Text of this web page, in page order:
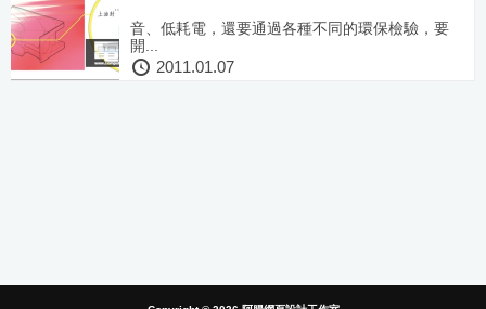
音、低耗電，還要通過各種不同的環保檢驗，要
開...
2011.01.07